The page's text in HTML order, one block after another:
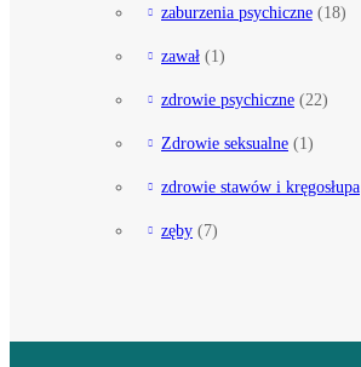
zaburzenia psychiczne (18)
zawał (1)
zdrowie psychiczne (22)
Zdrowie seksualne (1)
zdrowie stawów i kręgosłupa
zęby (7)